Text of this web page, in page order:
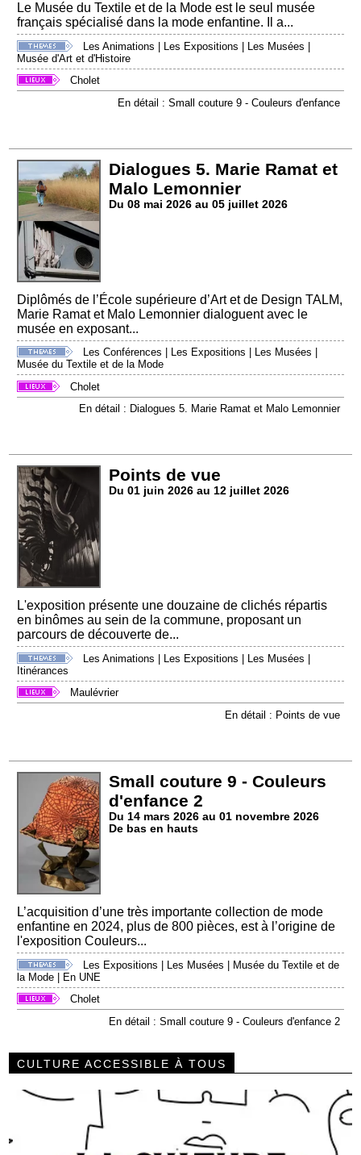
Le Musée du Textile et de la Mode est le seul musée
français spécialisé dans la mode enfantine. Il a...
Les Animations | Les Expositions | Les Musées |
Musée d'Art et d'Histoire
Cholet
En détail : Small couture 9 - Couleurs d'enfance
Dialogues 5. Marie Ramat et
Malo Lemonnier
Du 08 mai 2026 au 05 juillet 2026
Diplômés de l’École supérieure d’Art et de Design TALM,
Marie Ramat et Malo Lemonnier dialoguent avec le
musée en exposant...
Les Conférences Les Expositions Les Musées
Musée du Textile et de la Mode
Cholet
En détail : Dialogues 5. Marie Ramat et Malo Lemonnier
Points de vue
Du 01 juin 2026 au 12 juillet 2026
L'exposition présente une douzaine de clichés répartis
en binômes au sein de la commune, proposant un
parcours de découverte de...
Les Animations Les Expositions Les Musées
Itinérances
Maulévrier
En détail : Points de vue
Small couture 9 - Couleurs
d'enfance 2
Du 14 mars 2026 au 01 novembre 2026
De bas en hauts
L’acquisition d’une très importante collection de mode
enfantine en 2024, plus de 800 pièces, est à l’origine de
l'exposition Couleurs...
Les Expositions | Les Musées | Musée du Textile et de
la Mode | En UNE
Cholet
En détail : Small couture 9 - Couleurs d'enfance 2
CULTURE ACCESSIBLE À TOUS